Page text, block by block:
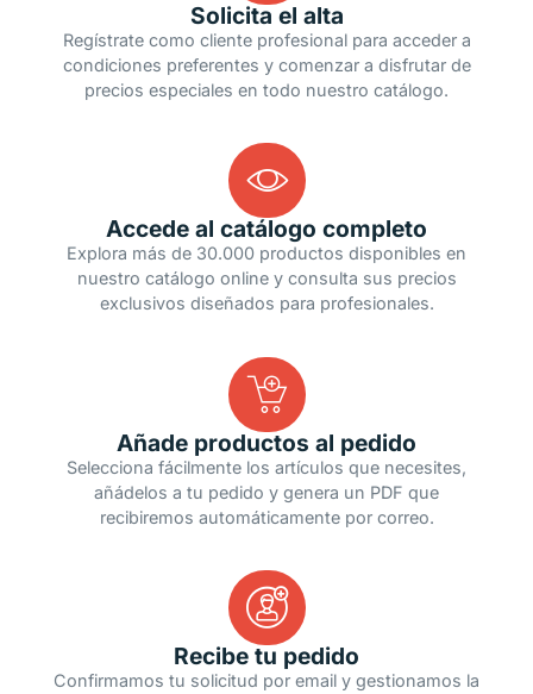
Solicita el alta
Regístrate como cliente profesional para acceder a
condiciones preferentes y comenzar a disfrutar de
precios especiales en todo nuestro catálogo.
Accede al catálogo completo
Explora más de 30.000 productos disponibles en
nuestro catálogo online y consulta sus precios
exclusivos diseñados para profesionales.
Añade productos al pedido
Selecciona fácilmente los artículos que necesites,
añádelos a tu pedido y genera un PDF que
recibiremos automáticamente por correo.
Recibe tu pedido
Confirmamos tu solicitud por email y gestionamos la